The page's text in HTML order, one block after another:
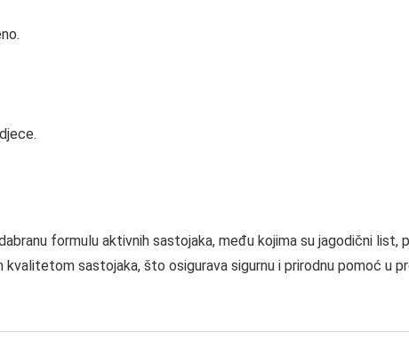
formulu aktivnih sastojaka, među kojima su jagodični list,
sastojaka, što osigurava sigurnu i prirodnu pomoć u